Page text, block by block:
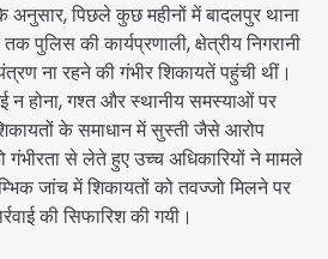
पिछले कुछ महीनों में बादलपुर थाना
पुलिस की कार्यप्रणाली, क्षेत्रीय निगरानी
ना रहने की गंभीर शिकायतें पहुंची थीं।
न होना, गश्त और स्थानीय समस्याओं पर
के समाधान में सुस्ती जैसे आरोप
से लेते हुए उच्च अधिकारियों ने मामले
जांच में शिकायतों को तवज्जो मिलने पर
की सिफारिश की गयी।